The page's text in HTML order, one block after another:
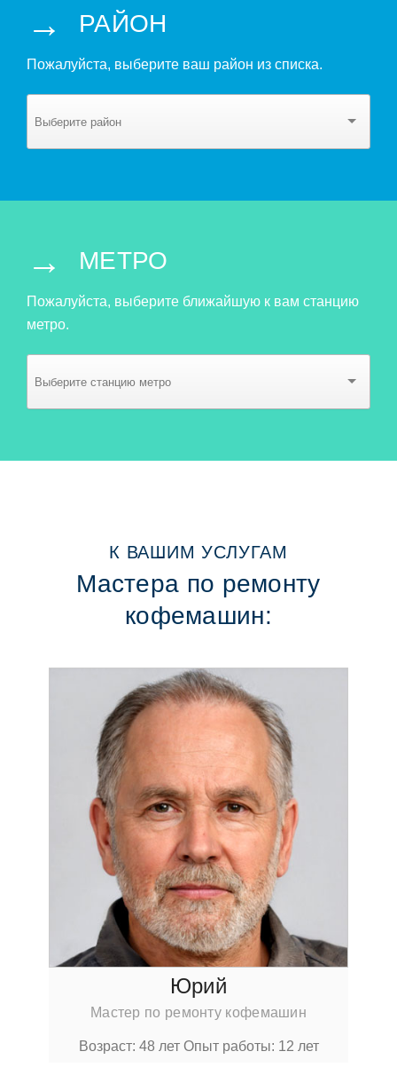
→ РАЙОН
Пожалуйста, выберите ваш район из списка.
→ МЕТРО
Пожалуйста, выберите ближайшую к вам станцию
метро.
К ВАШИМ УСЛУГАМ
Мастера по ремонту
кофемашин:
Юрий
Мастер по ремонту кофемашин
Возраст: 48 летОпыт работы: 12 лет